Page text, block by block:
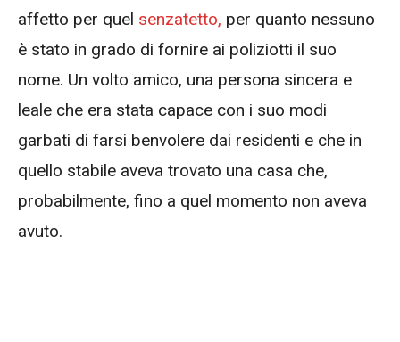
affetto per quel senzatetto, per quanto nessuno
è stato in grado di fornire ai poliziotti il suo
nome. Un volto amico, una persona sincera e
leale che era stata capace con i suo modi
garbati di farsi benvolere dai residenti e che in
quello stabile aveva trovato una casa che,
probabilmente, fino a quel momento non aveva
avuto.